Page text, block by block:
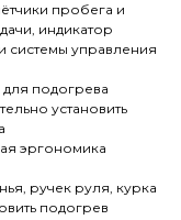
пробега и
индикатор
системы управления
подогрева
установить
эргономика
ручек руля, курка
подогрев